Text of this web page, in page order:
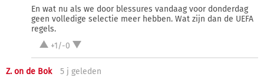
En wat nu als we door blessures vandaag voor donderdag
geen volledige selectie meer hebben. Wat zijn dan de UEFA
regels.
+1/-0
Z. on de Bok 5 j geleden